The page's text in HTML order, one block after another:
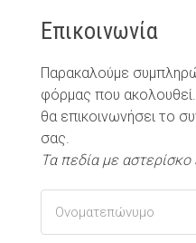
Επικοινωνία
Παρακαλούμε
φόρμας που
θα επικοινωνήσει το
σας.
Τα πεδία με